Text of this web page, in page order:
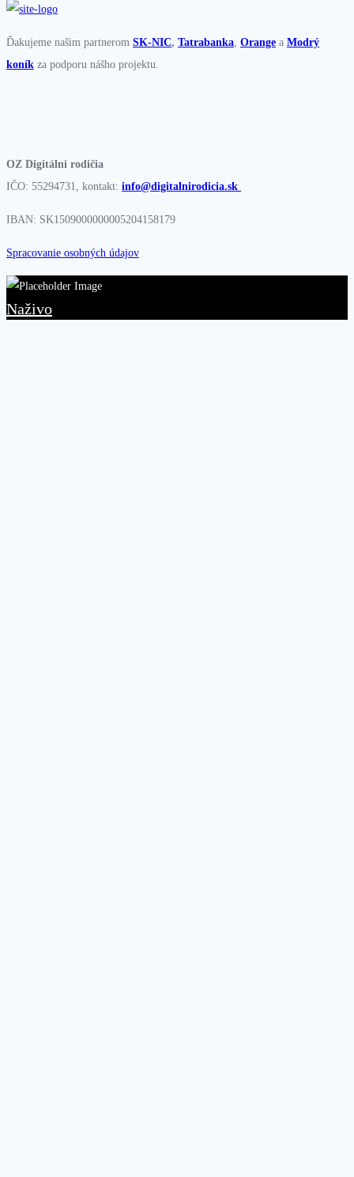
Ďakujeme našim partnerom SK-NIC, Tatrabanka, Orange a Modrý
koník za podporu nášho projektu.
OZ Digitálni rodičia
IČO: 55294731, kontakt: info@digitalnirodicia.sk
IBAN: SK1509000000005204158179
Spracovanie osobných údajov
Naživo